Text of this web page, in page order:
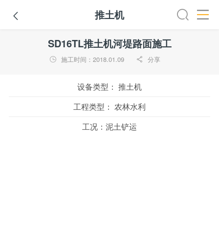
 推土机
推土机 压路机 平地机 装载机
SD16TL推土机河堤路面施工
 施工时间：2018.01.09  分享
设备类型： 推土机
工程类型： 农林水利
工况： 泥土铲运